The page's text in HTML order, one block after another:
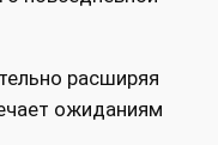
расширяя
ожиданиям